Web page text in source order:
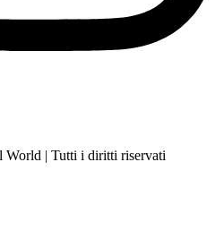
| Tutti i diritti riservati